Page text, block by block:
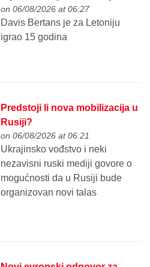
on 06/08/2026 at 06:27
Davis Bertans je za Letoniju
igrao 15 godina
Predstoji li nova mobilizacija u
Rusiji?
on 06/08/2026 at 06:21
Ukrajinsko vođstvo i neki
nezavisni ruski mediji govore o
mogućnosti da u Rusiji bude
organizovan novi talas